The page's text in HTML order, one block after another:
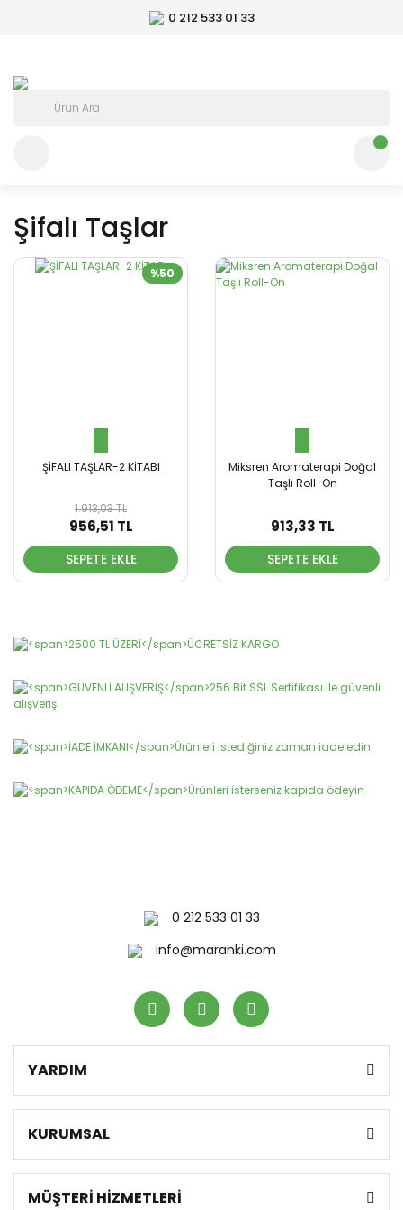
0 212 533 01 33
Şifalı Taşlar
%50
ŞİFALI TAŞLAR-2 KİTABI
1.913,03 TL
956,51 TL
SEPETE EKLE
Miksren Aromaterapi Doğal
Taşlı Roll-On
913,33 TL
SEPETE EKLE
0 212 533 01 33
info@maranki.com
YARDIM
KURUMSAL
MÜŞTERİ HİZMETLERİ